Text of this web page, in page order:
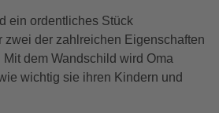
ein ordentliches Stück
zwei der zahlreichen Eigenschaften
dem Wandschild wird Oma
wichtig sie ihren Kindern und